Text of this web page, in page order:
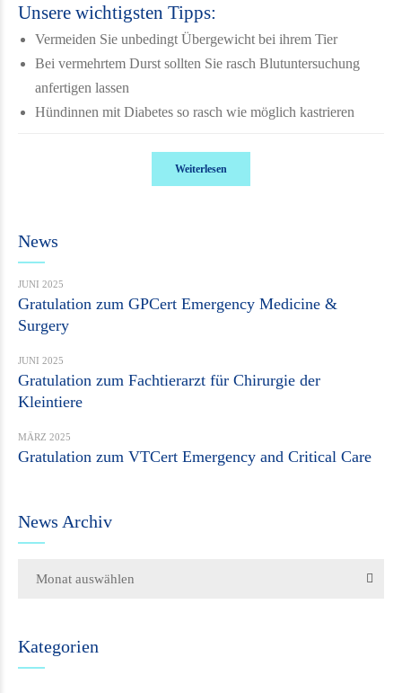
Unsere wichtigsten Tipps:
Vermeiden Sie unbedingt Übergewicht bei ihrem Tier
Bei vermehrtem Durst sollten Sie rasch Blutuntersuchung
anfertigen lassen
Hündinnen mit Diabetes so rasch wie möglich kastrieren
Weiterlesen
News
JUNI 2025
Gratulation zum GPCert Emergency Medicine &
Surgery
JUNI 2025
Gratulation zum Fachtierarzt für Chirurgie der
Kleintiere
MÄRZ 2025
Gratulation zum VTCert Emergency and Critical Care
News Archiv
Monat auswählen
Kategorien